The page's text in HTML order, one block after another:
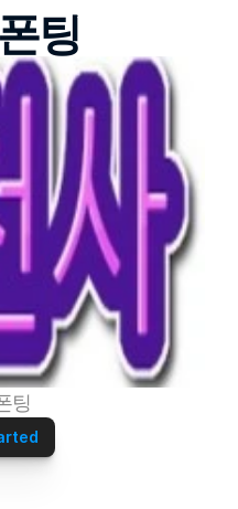
팅
팅